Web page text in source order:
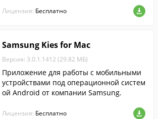
Лицензия: Бесплатно
Samsung Kies for Mac
Версия: 3.0.1.1412 (29.82 МБ)
Приложение для работы с мобильными
устройствами под операционной систем
ой Android от компании Samsung.
Лицензия: Бесплатно